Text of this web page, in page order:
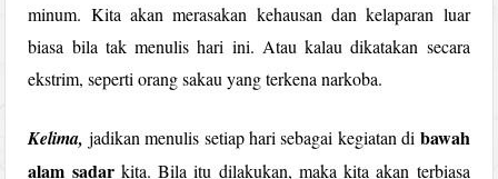
minum. Kita akan merasakan kehausan dan kelaparan luar
biasa bila tak menulis hari ini. Atau kalau dikatakan secara
ekstrim, seperti orang sakau yang terkena narkoba.
Kelima, jadikan menulis setiap hari sebagai kegiatan di bawah
alam sadarkita. Bila itu dilakukan, maka kita akan terbiasa